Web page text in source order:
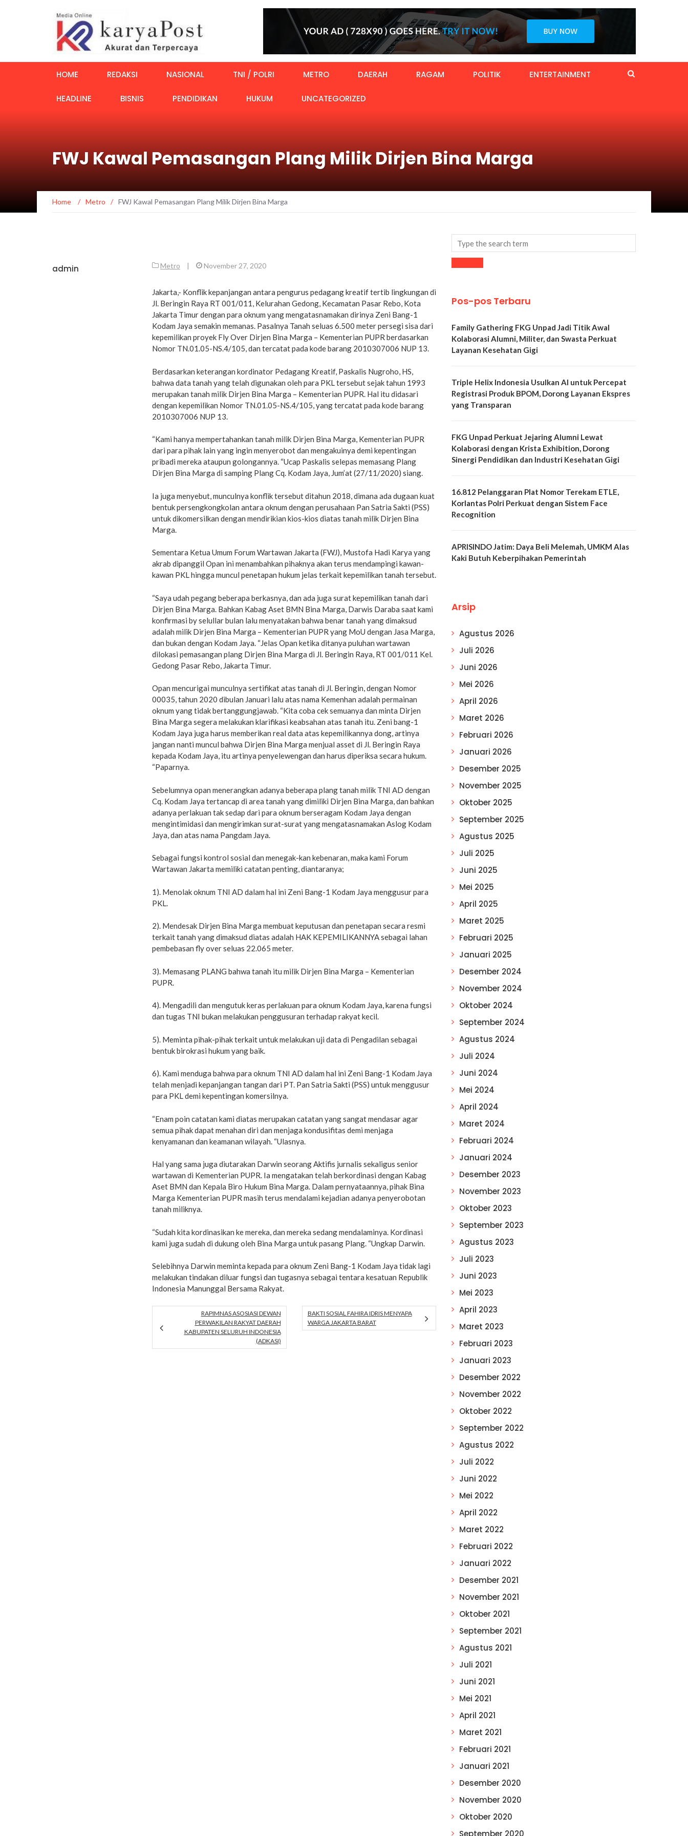
HOME REDAKSI NASIONAL TNI / POLRI METRO DAERAH RAGAM POLITIK ENTERTAINMENT
HEADLINE BISNIS PENDIDIKAN HUKUM UNCATEGORIZED
FWJ Kawal Pemasangan Plang Milik Dirjen Bina Marga
Home / Metro / FWJ Kawal Pemasangan Plang Milik Dirjen Bina Marga
admin Metro November 27, 2020
Jakarta,- Konflik kepanjangan antara pengurus pedagang kreatif tertib lingkungan di
Jl. Beringin Raya RT 001/011, Kelurahan Gedong, Kecamatan Pasar Rebo, Kota
Jakarta Timur dengan para oknum yang mengatasnamakan dirinya Zeni Bang-1
Kodam Jaya semakin memanas. Pasalnya Tanah seluas 6.500 meter persegi sisa dari
kepemilikan proyek Fly Over Dirjen Bina Marga – Kementerian PUPR berdasarkan
Nomor TN.01.05-NS.4/105, dan tercatat pada kode barang 2010307006 NUP 13.
Berdasarkan keterangan kordinator Pedagang Kreatif, Paskalis Nugroho, HS,
bahwa data tanah yang telah digunakan oleh para PKL tersebut sejak tahun 1993
merupakan tanah milik Dirjen Bina Marga – Kementerian PUPR. Hal itu didasari
dengan kepemilikan Nomor TN.01.05-NS.4/105, yang tercatat pada kode barang
2010307006 NUP 13.
“Kami hanya mempertahankan tanah milik Dirjen Bina Marga, Kementerian PUPR
dari para pihak lain yang ingin menyerobot dan mengakuinya demi kepentingan
pribadi mereka ataupun golongannya. “Ucap Paskalis selepas memasang Plang
Dirjen Bina Marga di samping Plang Cq. Kodam Jaya, Jum’at (27/11/2020) siang.
Ia juga menyebut, munculnya konflik tersebut ditahun 2018, dimana ada dugaan kuat
bentuk persengkongkolan antara oknum dengan perusahaan Pan Satria Sakti (PSS)
untuk dikomersilkan dengan mendirikian kios-kios diatas tanah milik Dirjen Bina
Marga.
Sementara Ketua Umum Forum Wartawan Jakarta (FWJ), Mustofa Hadi Karya yang
akrab dipanggil Opan ini menambahkan pihaknya akan terus mendampingi kawan-
kawan PKL hingga muncul penetapan hukum jelas terkait kepemilikan tanah tersebut.
“Saya udah pegang beberapa berkasnya, dan ada juga surat kepemilikan tanah dari
Dirjen Bina Marga. Bahkan Kabag Aset BMN Bina Marga, Darwis Daraba saat kami
konfirmasi by selullar bulan lalu menyatakan bahwa benar tanah yang dimaksud
adalah milik Dirjen Bina Marga – Kementerian PUPR yang MoU dengan Jasa Marga,
dan bukan dengan Kodam Jaya. “Jelas Opan ketika ditanya puluhan wartawan
dilokasi pemasangan plang Dirjen Bina Marga di Jl. Beringin Raya, RT 001/011 Kel.
Gedong Pasar Rebo, Jakarta Timur.
Opan mencurigai munculnya sertifikat atas tanah di Jl. Beringin, dengan Nomor
00035, tahun 2020 dibulan Januari lalu atas nama Kemenhan adalah permainan
oknum yang tidak bertanggungjawab. “Kita coba cek semuanya dan minta Dirjen
Bina Marga segera melakukan klarifikasi keabsahan atas tanah itu. Zeni bang-1
Kodam Jaya juga harus memberikan real data atas kepemilikannya dong, artinya
jangan nanti muncul bahwa Dirjen Bina Marga menjual asset di Jl. Beringin Raya
kepada Kodam Jaya, itu artinya penyelewengan dan harus diperiksa secara hukum.
“Paparnya.
Sebelumnya opan menerangkan adanya beberapa plang tanah milik TNI AD dengan
Cq. Kodam Jaya tertancap di area tanah yang dimiliki Dirjen Bina Marga, dan bahkan
adanya perlakuan tak sedap dari para oknum berseragam Kodam Jaya dengan
mengintimidasi dan mengirimkan surat-surat yang mengatasnamakan Aslog Kodam
Jaya, dan atas nama Pangdam Jaya.
Sebagai fungsi kontrol sosial dan menegak-kan kebenaran, maka kami Forum
Wartawan Jakarta memiliki catatan penting, diantaranya;
1). Menolak oknum TNI AD dalam hal ini Zeni Bang-1 Kodam Jaya menggusur para
PKL.
2). Mendesak Dirjen Bina Marga membuat keputusan dan penetapan secara resmi
terkait tanah yang dimaksud diatas adalah HAK KEPEMILIKANNYA sebagai lahan
pembebasan fly over seluas 22.065 meter.
3). Memasang PLANG bahwa tanah itu milik Dirjen Bina Marga – Kementerian
PUPR.
4). Mengadili dan mengutuk keras perlakuan para oknum Kodam Jaya, karena fungsi
dan tugas TNI bukan melakukan penggusuran terhadap rakyat kecil.
5). Meminta pihak-pihak terkait untuk melakukan uji data di Pengadilan sebagai
bentuk birokrasi hukum yang baik.
6). Kami menduga bahwa para oknum TNI AD dalam hal ini Zeni Bang-1 Kodam Jaya
telah menjadi kepanjangan tangan dari PT. Pan Satria Sakti (PSS) untuk menggusur
para PKL demi kepentingan komersilnya.
“Enam poin catatan kami diatas merupakan catatan yang sangat mendasar agar
semua pihak dapat menahan diri dan menjaga kondusifitas demi menjaga
kenyamanan dan keamanan wilayah. “Ulasnya.
Hal yang sama juga diutarakan Darwin seorang Aktifis jurnalis sekaligus senior
wartawan di Kementerian PUPR. Ia mengatakan telah berkordinasi dengan Kabag
Aset BMN dan Kepala Biro Hukum Bina Marga. Dalam pernyataannya, pihak Bina
Marga Kementerian PUPR masih terus mendalami kejadian adanya penyerobotan
tanah miliknya.
“Sudah kita kordinasikan ke mereka, dan mereka sedang mendalaminya. Kordinasi
kami juga sudah di dukung oleh Bina Marga untuk pasang Plang. “Ungkap Darwin.
Selebihnya Darwin meminta kepada para oknum Zeni Bang-1 Kodam Jaya tidak lagi
melakukan tindakan diluar fungsi dan tugasnya sebagai tentara kesatuan Republik
Indonesia Manunggal Bersama Rakyat.
RAPIMNAS ASOSIASI DEWAN
PERWAKILAN RAKYAT DAERAH
KABUPATEN SELURUH INDONESIA
(ADKASI)
BAKTI SOSIAL FAHIRA IDRIS MENYAPA
WARGA JAKARTA BARAT
Pos-pos Terbaru
Family Gathering FKG Unpad Jadi Titik Awal
Kolaborasi Alumni, Militer, dan Swasta Perkuat
Layanan Kesehatan Gigi
Triple Helix Indonesia Usulkan AI untuk Percepat
Registrasi Produk BPOM, Dorong Layanan Ekspres
yang Transparan
FKG Unpad Perkuat Jejaring Alumni Lewat
Kolaborasi dengan Krista Exhibition, Dorong
Sinergi Pendidikan dan Industri Kesehatan Gigi
16.812 Pelanggaran Plat Nomor Terekam ETLE,
Korlantas Polri Perkuat dengan Sistem Face
Recognition
APRISINDO Jatim: Daya Beli Melemah, UMKM Alas
Kaki Butuh Keberpihakan Pemerintah
Arsip
Agustus 2026
Juli 2026
Juni 2026
Mei 2026
April 2026
Maret 2026
Februari 2026
Januari 2026
Desember 2025
November 2025
Oktober 2025
September 2025
Agustus 2025
Juli 2025
Juni 2025
Mei 2025
April 2025
Maret 2025
Februari 2025
Januari 2025
Desember 2024
November 2024
Oktober 2024
September 2024
Agustus 2024
Juli 2024
Juni 2024
Mei 2024
April 2024
Maret 2024
Februari 2024
Januari 2024
Desember 2023
November 2023
Oktober 2023
September 2023
Agustus 2023
Juli 2023
Juni 2023
Mei 2023
April 2023
Maret 2023
Februari 2023
Januari 2023
Desember 2022
November 2022
Oktober 2022
September 2022
Agustus 2022
Juli 2022
Juni 2022
Mei 2022
April 2022
Maret 2022
Februari 2022
Januari 2022
Desember 2021
November 2021
Oktober 2021
September 2021
Agustus 2021
Juli 2021
Juni 2021
Mei 2021
April 2021
Maret 2021
Februari 2021
Januari 2021
Desember 2020
November 2020
Oktober 2020